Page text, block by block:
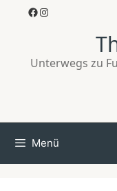
Facebook
Instagram
Unterwegs zu
Menü